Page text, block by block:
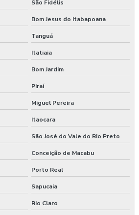
segurança do trabalho
técnico de segurança do trabalho
segurança do trabalho
trabalho
serviços de segurança do trabalho
serviços de segurança do trabalho
São Fidélis
Bom Jesus do Itabapoana
Tanguá
Itatiaia
Bom Jardim
Piraí
Miguel Pereira
Itaocara
São José do Vale do Rio Preto
Conceição de Macabu
Porto Real
Sapucaia
Rio Claro